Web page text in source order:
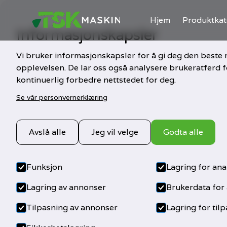
Informasjonskapsler
Vi bruker informasjonskapsler for å gi deg den beste
opplevelsen. De lar oss også analysere brukeratferd
kontinuerlig forbedre nettstedet for deg.
Se vår personvernerklæring
Avslå alle Jeg vil velge Godta alle
Funksjon
Lagring for
Lagring av annonser
Brukerdata for
Tilpasning av annonser
Lagring for
Hjem